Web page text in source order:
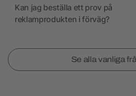
Kan jag beställa ett prov på
reklamprodukten i förväg?
Se alla vanliga